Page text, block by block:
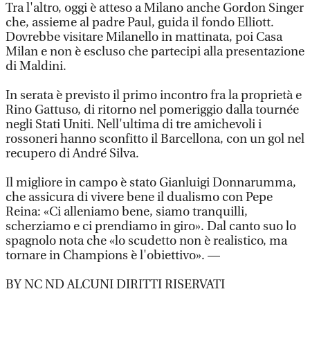
Tra l'altro, oggi è atteso a Milano anche Gordon Singer
che, assieme al padre Paul, guida il fondo Elliott.
Dovrebbe visitare Milanello in mattinata, poi Casa
Milan e non è escluso che partecipi alla presentazione
di Maldini.
In serata è previsto il primo incontro fra la proprietà e
Rino Gattuso, di ritorno nel pomeriggio dalla tournée
negli Stati Uniti. Nell'ultima di tre amichevoli i
rossoneri hanno sconfitto il Barcellona, con un gol nel
recupero di André Silva.
Il migliore in campo è stato Gianluigi Donnarumma,
che assicura di vivere bene il dualismo con Pepe
Reina: «Ci alleniamo bene, siamo tranquilli,
scherziamo e ci prendiamo in giro». Dal canto suo lo
spagnolo nota che «lo scudetto non è realistico, ma
tornare in Champions è l'obiettivo». —
BY NC ND ALCUNI DIRITTI RISERVATI